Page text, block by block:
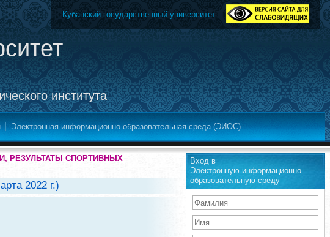
института
Кубанский государственный университет
Электронная информационно-образовательная среда (ЭИОС)
РЕЗУЛЬТАТЫ СПОРТИВНЫХ
2022 г.)
Вход в
Электронную информационно-
образовательную среду